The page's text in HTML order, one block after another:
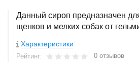
Данный сироп предназначен
щенков и мелких собак от
Характеристики
Рейтинг: 0 отзывов